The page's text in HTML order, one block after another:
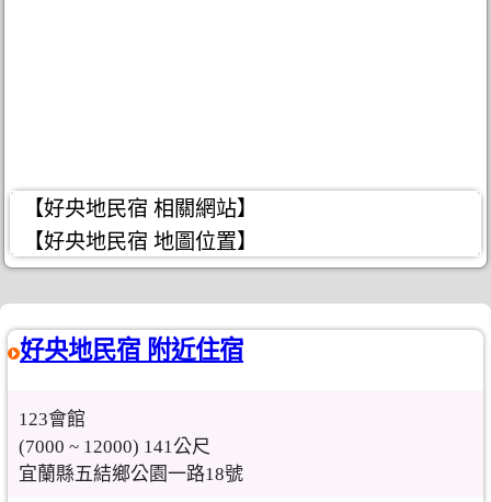
【好央地民宿 相關網站】
【好央地民宿 地圖位置】
好央地民宿 附近住宿
123會館
(7000 ~ 12000) 141公尺
宜蘭縣五結鄉公園一路18號